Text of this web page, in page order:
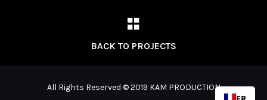
BACK TO PROJECTS
All Rights Reserved © 2019 KAM PRODUCTION